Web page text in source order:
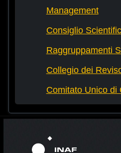
Management
Consiglio
Raggruppamenti
Collegio dei
Comitato Unico di